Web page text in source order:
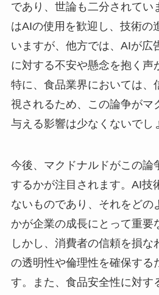
であり、世論も二分されてい
はAIの使用を歓迎し、技術の
いますが、他方では、AIが広
に対する不安や懸念を抱く声
特に、食品業界においては、
視されるため、この論争がマ
与える影響は少なくないでし
今後、マクドナルドがこの論
するかが注目されます。AI技
ないものであり、それをどの
かが企業の成長にとって重要
しかし、消費者の信頼を損な
の透明性や倫理性を確保する
す。また、食品安全性に対す